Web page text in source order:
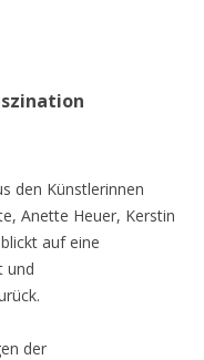
den Künstlerinnen
Anette Heuer, Kerstin
auf eine
und
der